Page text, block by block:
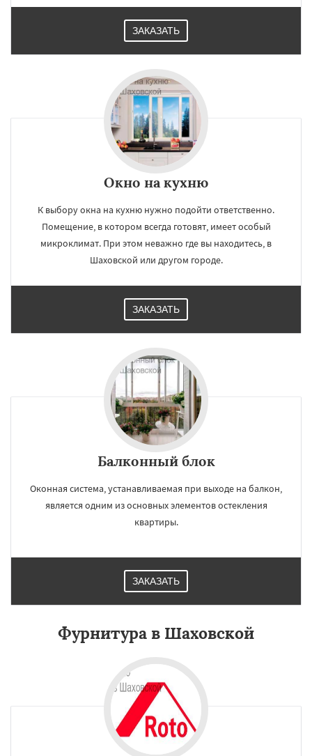
регионам
ЗАКАЗАТЬ
Окно на кухню
К выбору окна на кухню нужно подойти ответственно.
Помещение, в котором всегда готовят, имеет особый
микроклимат. При этом неважно где вы находитесь, в
Шаховской или другом городе.
ЗАКАЗАТЬ
Балконный блок
Оконная система, устанавливаемая при выходе на балкон,
является одним из основных элементов остекления
квартиры.
ЗАКАЗАТЬ
Фурнитура в Шаховской
УЗНАТЬ ПОДРОБНЕЕ
Даю согласие на обработку персональных данных